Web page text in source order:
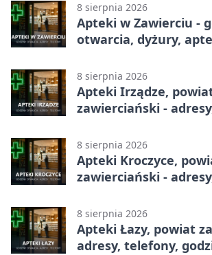
8 sierpnia 2026
Apteki w Zawierciu -
otwarcia, dyżury,
8 sierpnia 2026
Apteki Irządze,
zawierciański -
8 sierpnia 2026
Apteki Kroczyce,
zawierciański -
8 sierpnia 2026
Apteki Łazy, powiat
adresy, telefony,